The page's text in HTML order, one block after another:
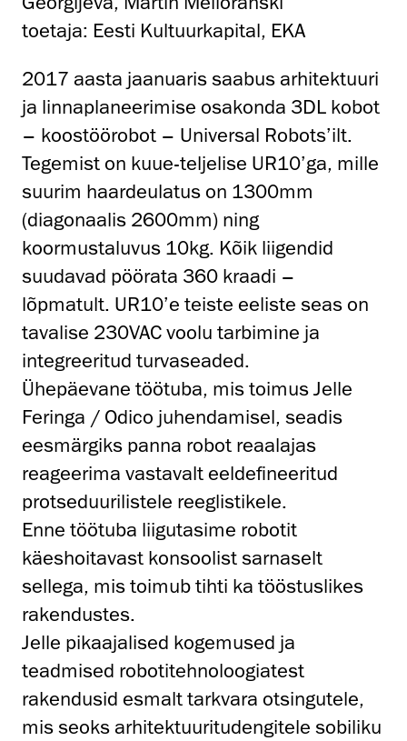
toetaja: Eesti Kultuurkapital, EKA
2017 aasta jaanuaris saabus arhitektuuri
ja linnaplaneerimise osakonda 3DL kobot
– koostöörobot – Universal Robots’ilt.
Tegemist on kuue-teljelise UR10’ga, mille
suurim haardeulatus on 1300mm
(diagonaalis 2600mm) ning
koormustaluvus 10kg. Kõik liigendid
suudavad pöörata 360 kraadi –
lõpmatult. UR10’e teiste eeliste seas on
tavalise 230VAC voolu tarbimine ja
integreeritud turvaseaded.
Ühepäevane töötuba, mis toimus Jelle
Feringa / Odico juhendamisel, seadis
eesmärgiks panna robot reaalajas
reageerima vastavalt eeldefineeritud
protseduurilistele reeglistikele.
Enne töötuba liigutasime robotit
käeshoitavast konsoolist sarnaselt
sellega, mis toimub tihti ka tööstuslikes
rakendustes.
Jelle pikaajalised kogemused ja
teadmised robotitehnoloogiatest
rakendusid esmalt tarkvara otsingutele,
mis seoks arhitektuuritudengitele sobiliku